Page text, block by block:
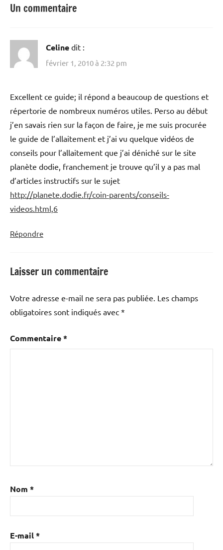
Un commentaire
Celine dit :
février 1, 2010 à 2:32 pm
Excellent ce guide; il répond a beaucoup de questions et
répertorie de nombreux numéros utiles. Perso au début
j’en savais rien sur la façon de faire, je me suis procurée
le guide de l’allaitement et j’ai vu quelque vidéos de
conseils pour l’allaitement que j’ai déniché sur le site
planète dodie, franchement je trouve qu’il y a pas mal
d’articles instructifs sur le sujet
http://planete.dodie.fr/coin-parents/conseils-
videos.html,6
Répondre
Laisser un commentaire
Votre adresse e-mail ne sera pas publiée. Les champs
obligatoires sont indiqués avec *
Commentaire*
Nom *
E-mail*